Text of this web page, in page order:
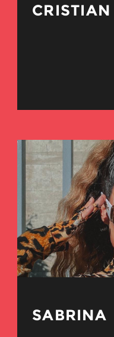
CRISTIAN
SABRINA